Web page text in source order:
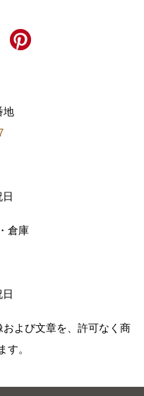
地
倉庫
よび文章を、許可なく商
す。